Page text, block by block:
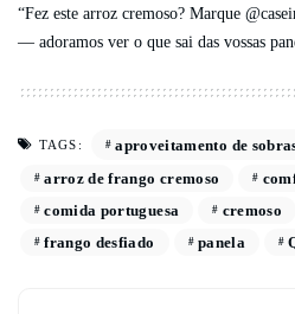
“Fez este arroz cremoso? Marque
— adoramos ver o que sai das vossas
TAGS: aproveitamento de
arroz de frango cremoso
comida portuguesa
cremoso
frango desfiado
panela